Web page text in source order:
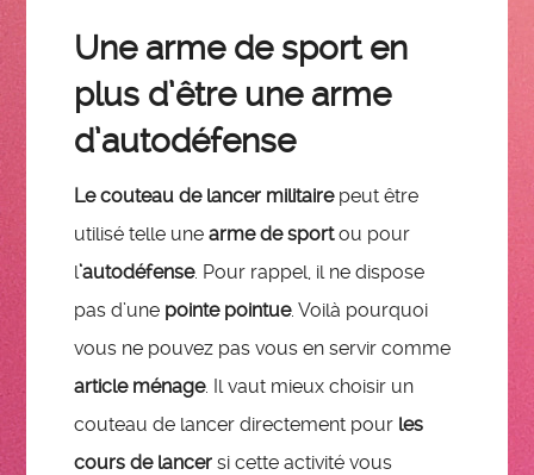
Une arme de sport en
plus d’être une arme
d’autodéfense
Le couteau de lancer militairepeut être
utilisé telle unearme de sportou pour
l’autodéfense. Pour rappel, il ne dispose
pas d’une pointe pointue. Voilà pourquoi
vous ne pouvez pas vous en servir comme
article ménage. Il vaut mieux choisir un
couteau de lancer directement pour les
cours de lancer si cette activité vous